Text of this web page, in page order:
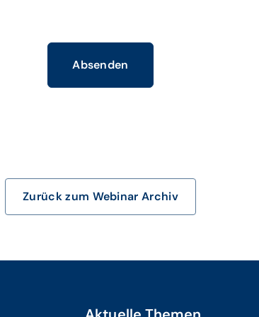
Absenden
Zurück zum Webinar Archiv